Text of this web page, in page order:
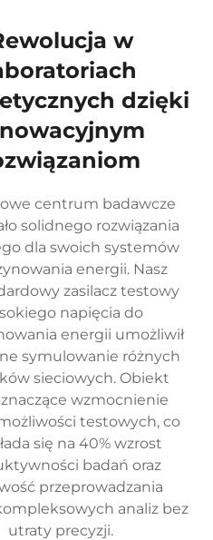
w
dzięki
centrum badawcze
solidnego rozwiązania
dla swoich systemów
energii. Nasz
zasilacz testowy
napięcia do
energii umożliwił
symulowanie różnych
sieciowych. Obiekt
znaczące wzmocnienie
testowych, co
się na 40% wzrost
badań oraz
przeprowadzania
analiz bez
utraty precyzji.